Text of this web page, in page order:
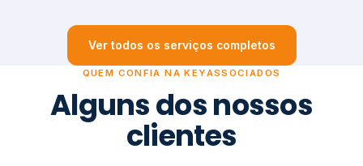
Ver todos os serviços completos
QUEM CONFIA NA KEYASSOCIADOS
Alguns dos nossos
clientes